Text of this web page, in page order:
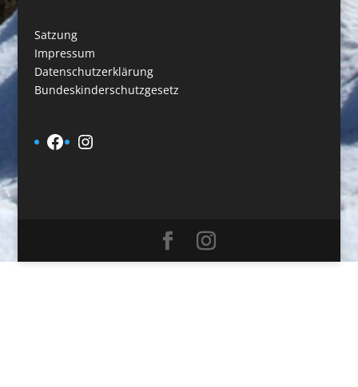
Satzung
Impressum
Datenschutzerklärung
Bundeskinderschutzgesetz
Facebook
Instagram